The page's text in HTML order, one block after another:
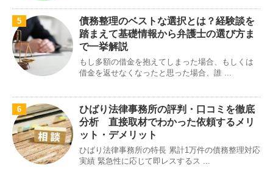
5
債務整理のベストな選択とは？経験談を
踏まえて基礎情報から弁護士の選び方ま
で一挙解説
もし多額の借金を抱えてしまった場合、もしくは
借金を返せなくなったと思った場合、誰 ...
6
ひばり法律事務所の評判・口コミを徹底
分析 直接取材でわかった依頼するメリ
ット・デメリット
ひばり法律事務所の特長 累計1万件の債務整理対応
実績 緊急性に応じて即レスするス ...